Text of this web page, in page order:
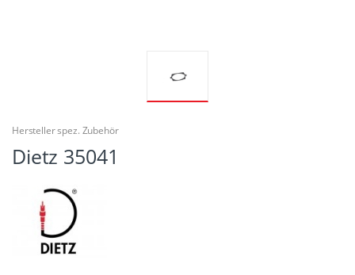
Hersteller spez. Zubehör
Dietz 35041